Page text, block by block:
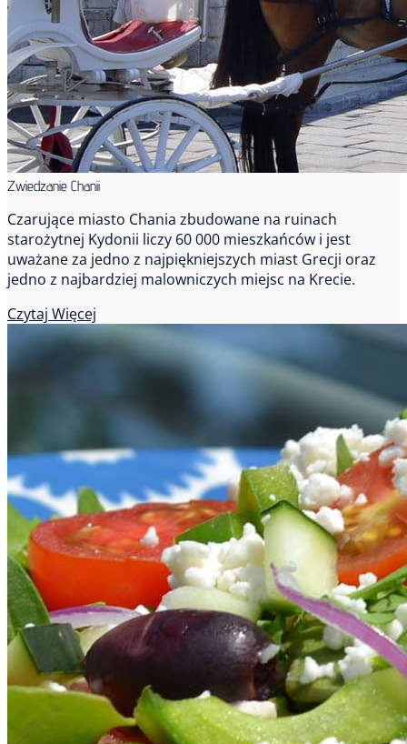
Zwiedzanie Chanii
Czarujące miasto Chania zbudowane na ruinach
starożytnej Kydonii liczy 60 000 mieszkańców i jest
uważane za jedno z najpiękniejszych miast Grecji oraz
jedno z najbardziej malowniczych miejsc na Krecie.
Czytaj Więcej